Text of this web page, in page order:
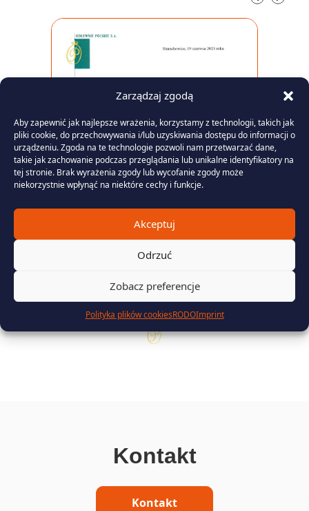
Zarządzaj zgodą
Aby zapewnić jak najlepsze wrażenia, korzystamy z technologii, takich jak
pliki cookie, do przechowywania i/lub uzyskiwania dostępu do informacji o
urządzeniu. Zgoda na te technologie pozwoli nam przetwarzać dane,
takie jak zachowanie podczas przeglądania lub unikalne identyfikatory na
tej stronie. Brak wyrażenia zgody lub wycofanie zgody może
niekorzystnie wpłynąć na niektóre cechy i funkcje.
Akceptuj
Odrzuć
Zobacz preferencje
Polityka plików cookiesRODOImprint
Kontakt
Kontakt